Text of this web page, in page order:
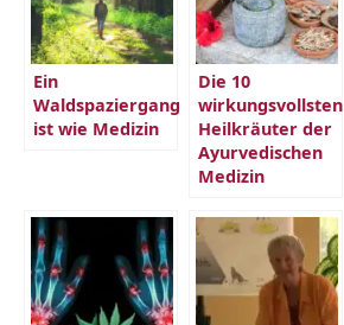
Ein
Waldspaziergang
ist wie Medizin
Die 10
wirkungsvollsten
Heilkräuter der
Ayurvedischen
Medizin